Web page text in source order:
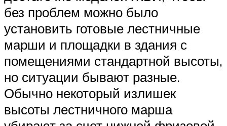
без проблем можно было
установить готовые лестничные
марши и площадки в здания с
помещениями стандартной высоты,
но ситуации бывают разные.
Обычно некоторый излишек
высоты лестничного марша